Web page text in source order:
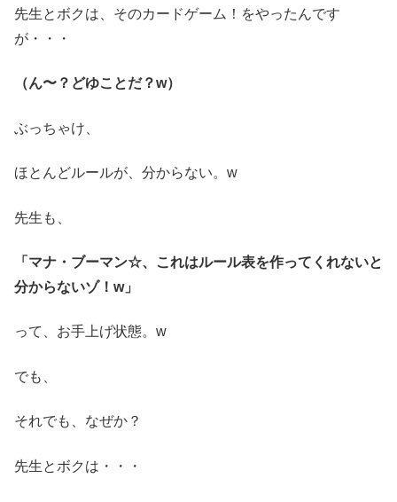
先生とボクは、そのカードゲーム！をやったんです
が・・・
（ん〜？どゆことだ？w）
ぶっちゃけ、
ほとんどルールが、分からない。w
先生も、
「マナ・ブーマン☆、これはルール表を作ってくれないと
分からないゾ！w」
って、お手上げ状態。w
でも、
それでも、なぜか？
先生とボクは・・・